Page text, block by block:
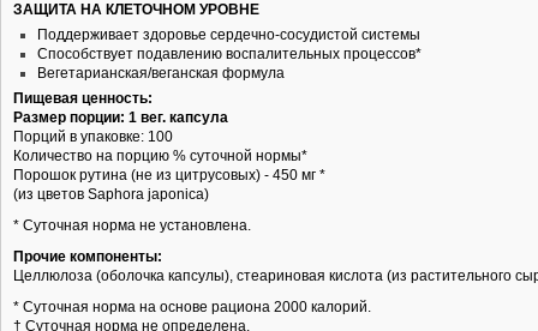
ЗАЩИТА НА КЛЕТОЧНОМ УРОВНЕ
Поддерживает здоровье сердечно-сосудистой системы
Способствует подавлению воспалительных процессов*
Вегетарианская/веганская формула
Пищевая ценность:
Размер порции: 1 вег. капсула
Порций в упаковке: 100
Количество на порцию % суточной нормы*
Порошок рутина (не из цитрусовых) - 450 мг *
(из цветов Saphora japonica)
* Суточная норма не установлена.
Прочие компоненты:
Целлюлоза (оболочка капсулы), стеариновая кислота (из растительного
* Суточная норма на основе рациона 2000 калорий.
† Суточная норма не определена.